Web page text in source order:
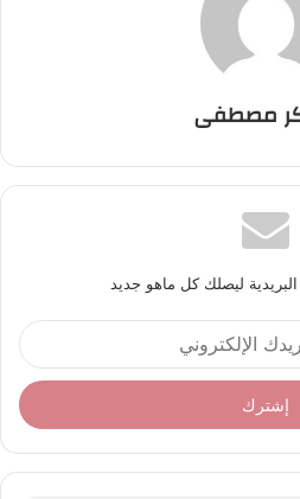
مصطفى
ليصلك كل ماهو جديد